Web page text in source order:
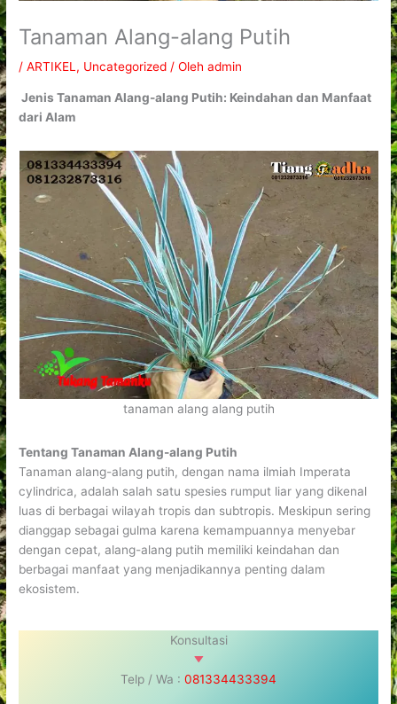
Tanaman Alang-alang Putih
/ARTIKEL , Uncategorized / Olehadmin
Jenis Tanaman Alang-alang Putih: Keindahan dan Manfaat
dari Alam
tanaman alang alang putih
Tentang Tanaman Alang-alang Putih
Tanaman alang-alang putih, dengan nama ilmiah Imperata
cylindrica, adalah salah satu spesies rumput liar yang dikenal
luas di berbagai wilayah tropis dan subtropis. Meskipun sering
dianggap sebagai gulma karena kemampuannya menyebar
dengan cepat, alang-alang putih memiliki keindahan dan
berbagai manfaat yang menjadikannya penting dalam
ekosistem.
Konsultasi
Telp / Wa : 081334433394